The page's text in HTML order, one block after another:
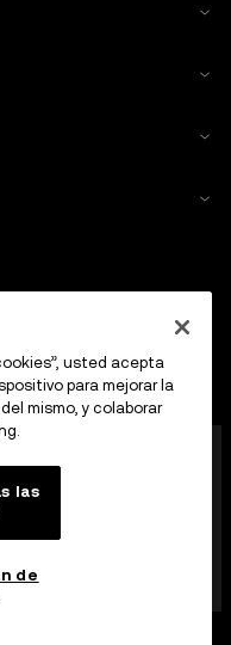
plataforma de trading
proveedor de
MFSA, de
de la Ley de los
647 de las Leyes
usted acepta
para mejorar la
mismo, y colaborar
las
de